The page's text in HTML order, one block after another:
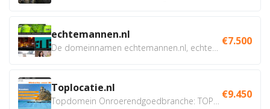
echtemannen.nl €7.500
Toplocatie.nl €9.450